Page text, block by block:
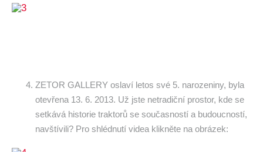
ZETOR GALLERY oslaví letos své 5. narozeniny, byla
otevřena 13. 6. 2013. Už jste netradiční prostor, kde se
setkává historie traktorů se současností a budoucností,
navštívili? Pro shlédnutí videa klikněte na obrázek: